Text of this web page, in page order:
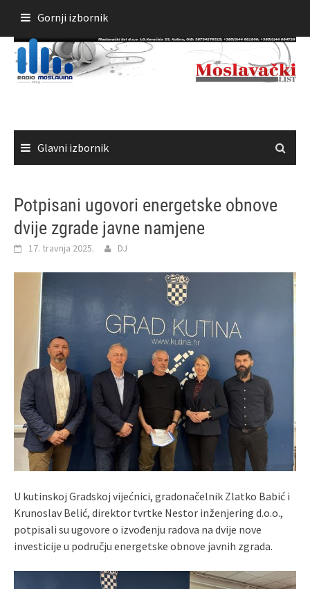
sadržaja
Gornji izbornik
Glavni izbornik
Potpisani ugovori energetske obnove
dvije zgrade javne namjene
17. travnja 2025. DJ
U kutinskoj Gradskoj vijećnici, gradonačelnik Zlatko Babić i
Krunoslav Belić, direktor tvrtke Nestor inženjering d.o.o.,
potpisali su ugovore o izvođenju radova na dvije nove
investicije u području energetske obnove javnih zgrada.